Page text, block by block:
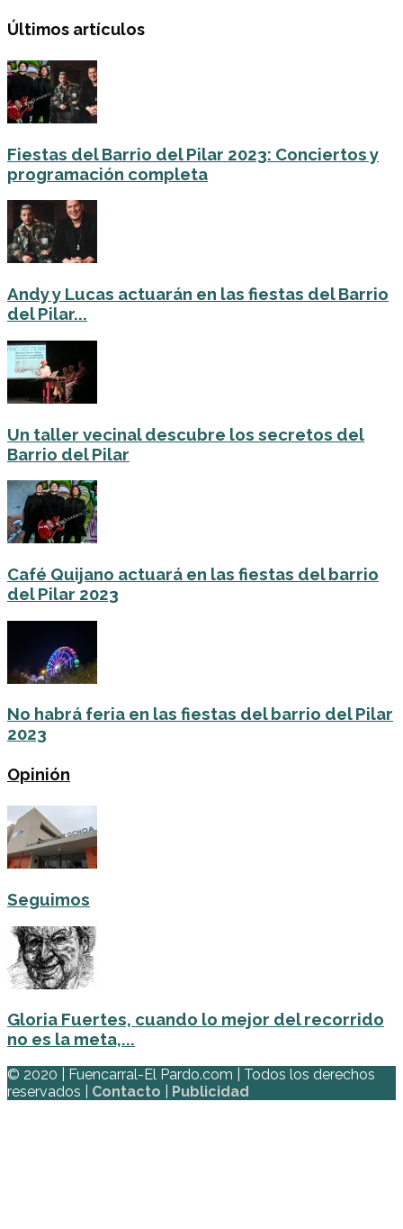
Últimos artículos
Fiestas del Barrio del Pilar 2023: Conciertos y
programación completa
Andy y Lucas actuarán en las fiestas del Barrio
del Pilar...
Un taller vecinal descubre los secretos del
Barrio del Pilar
Café Quijano actuará en las fiestas del barrio
del Pilar 2023
No habrá feria en las fiestas del barrio del Pilar
2023
Opinión
Seguimos
Gloria Fuertes, cuando lo mejor del recorrido
no es la meta,...
© 2020 | Fuencarral-El Pardo.com | Todos los derechos
reservados | Contacto Publicidad